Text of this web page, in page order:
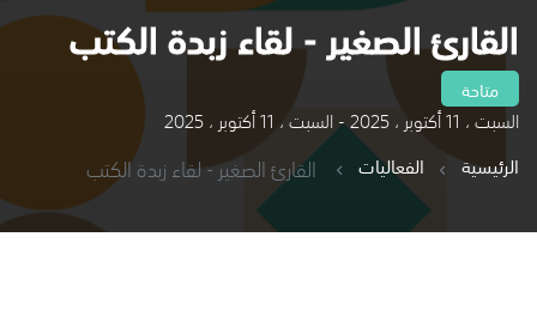
القارئ الصغير - لقاء زبدة الكتب
متاحة
السبت ، 11 أكتوبر ، 2025 - السبت ، 11 أكتوبر ، 2025
الرئيسية
الفعاليات القارئ الصغير - لقاء زبدة الكتب